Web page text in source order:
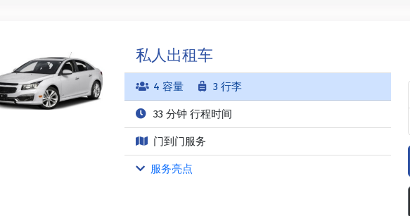
私人出租车
4 容量 3 行李
33 分钟 行程时间
门到门服务
服务亮点